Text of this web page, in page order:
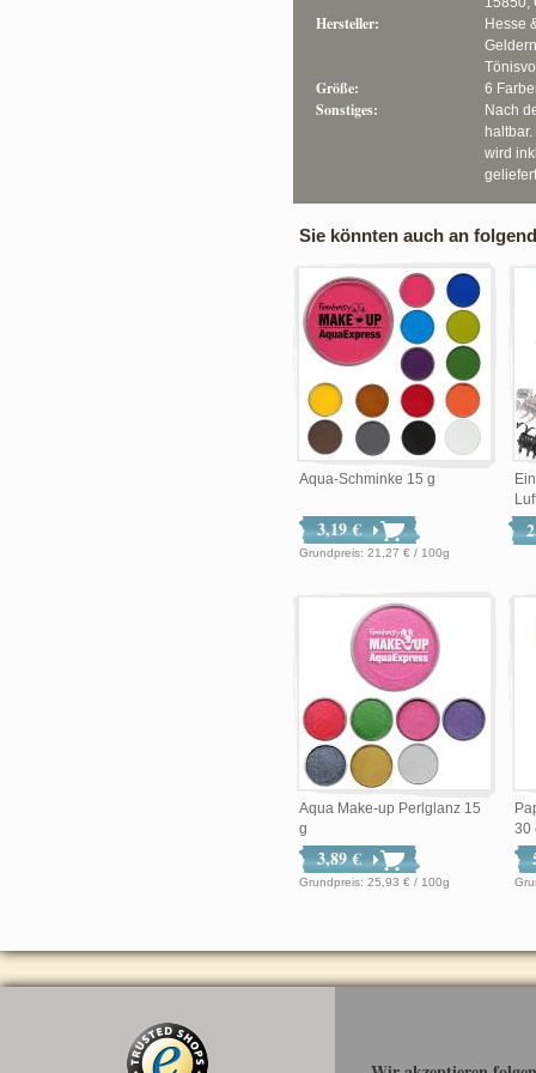
Hersteller:
Hesse
Größe: 6
Sonstiges:
Nach
wird
Sie könnten auch an
Aqua-Schminke 15 g
3,19 €
Grundpreis: 21,27 € / 100g
Aqua Make-up Perlglanz 15
g
3,89 €
Grundpreis: 25,93 € / 100g
30